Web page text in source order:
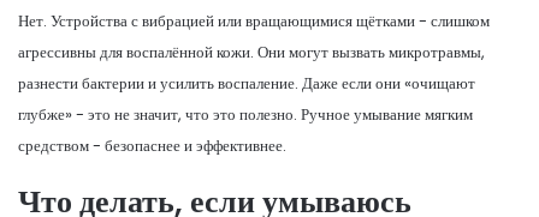
Нет. Устройства с вибрацией или вращающимися щётками - слишком
агрессивны для воспалённой кожи. Они могут вызвать микротравмы,
разнести бактерии и усилить воспаление. Даже если они «очищают
глубже» - это не значит, что это полезно. Ручное умывание мягким
средством - безопаснее и эффективнее.
Что делать, если умываюсь